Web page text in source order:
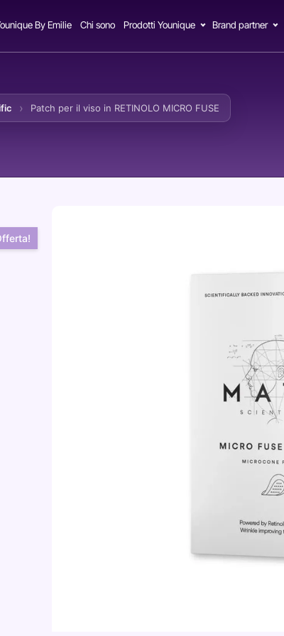
By Emilie Chi sono Prodotti Younique Brand partner
Patch per il viso in RETINOLO MICRO FUSE